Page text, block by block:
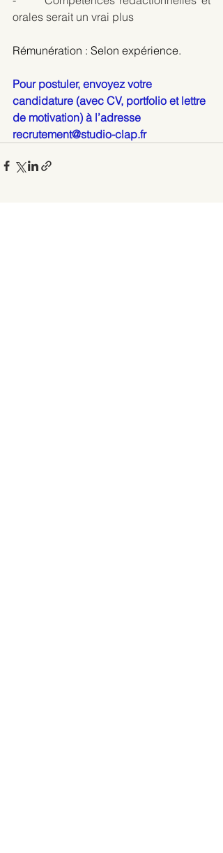
orales serait un vrai plus
Rémunération : Selon expérience.
Pour postuler, envoyez votre
candidature (avec CV, portfolio et lettre
de motivation) à l’adresse
recrutement@studio-clap.fr